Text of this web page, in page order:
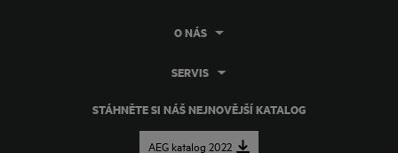
STÁHNĚTE SI NÁŠ NEJNOVĚJŠÍ KATALOG
AEG katalog 2022
O NÁS
SERVIS